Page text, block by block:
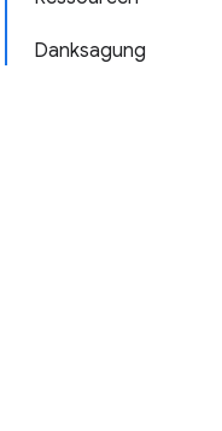
Danksagung